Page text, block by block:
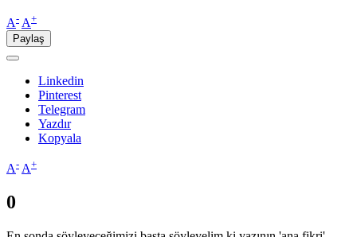
A- A+
Paylaş
Linkedin
Pinterest
Telegram
Yazdır
Kopyala
A- A+
0